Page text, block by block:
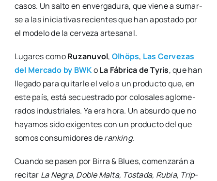
casos. Un sal­to en enver­ga­du­ra, que vie­ne a sumar­
se a las ini­cia­ti­vas recien­tes que han apos­ta­do por
el mode­lo de la cer­ve­za arte­sa­nal.
Luga­res comoRuza­nu­vol, Olhöps, Las Cer­ve­zas
del Mer­ca­do by BWKoLa Fábri­ca de Tyris, que han
lle­ga­do para qui­tar­le el velo a un pro­duc­to que, en
este país, está secues­tra­do por colo­sa­les aglo­me­
ra­dos indus­tria­les. Ya era hora. Un absur­do que no
haya­mos sido exi­gen­tes con un pro­duc­to del que
somos con­su­mi­do­res deran­king.
Cuan­do se pasen por Birra & Blues, comen­za­rán a
reci­tar La Negra, Doble Mal­ta, Tos­ta­da, Rubia, Trip­